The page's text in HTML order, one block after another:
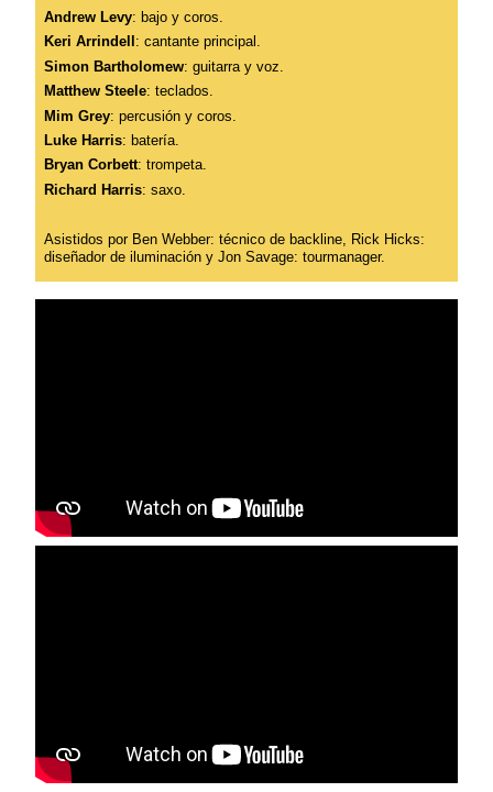
Andrew Levy: bajo y coros.
Keri Arrindell : cantante principal.
Simon Bartholomew: guitarra y voz.
Matthew Steele: teclados.
Mim Grey: percusión y coros.
Luke Harris: batería.
Bryan Corbett: trompeta.
Richard Harris: saxo.
Asistidos por Ben Webber: técnico de backline, Rick Hicks:
diseñador de iluminación y Jon Savage: tourmanager.